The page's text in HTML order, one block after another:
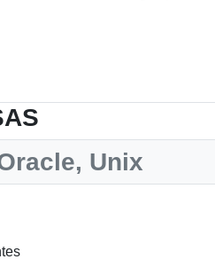
Unix